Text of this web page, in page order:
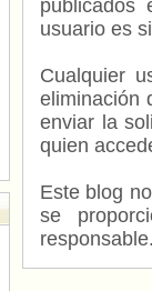
usuario es
Cualquier
eliminación
enviar la
quien
Este blog
se